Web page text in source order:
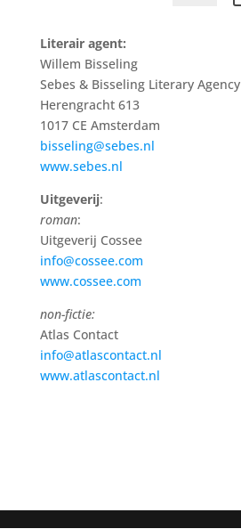
Literair agent:
Willem Bisseling
Sebes & Bisseling Literary Agency
Herengracht 613
1017 CE Amsterdam
bisseling@sebes.nl
www.sebes.nl
Uitgeverij:
roman:
Uitgeverij Cossee
info@cossee.com
www.cossee.com
non-fictie:
Atlas Contact
info@atlascontact.nl
www.atlascontact.nl